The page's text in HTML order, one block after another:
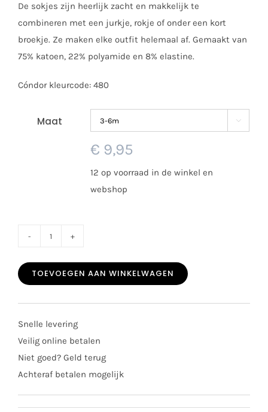
€ 12,50
De sokjes zijn heerlijk zacht en makkelijk te
combineren met een jurkje, rokje of onder een kort
broekje. Ze maken elke outfit helemaal af. Gemaakt van
75% katoen, 22% polyamide en 8% elastine.
Cóndor kleurcode: 480
Maat 
€ 9,95
12 op voorraad in de winkel en
webshop
kniekousen
met
2482/2
aantal
TOEVOEGEN AAN WINKELWAGEN
Snelle levering
Veilig online betalen
Niet goed? Geld terug
Achteraf betalen mogelijk